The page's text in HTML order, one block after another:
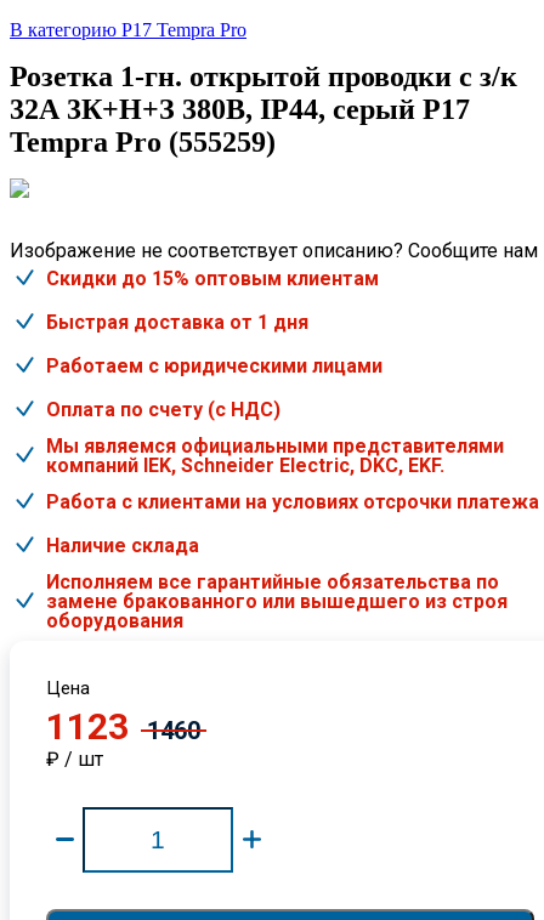
В категорию P17 Tempra Pro
Розетка 1-гн. открытой проводки с з/к
32А 3К+H+З 380В, IP44, серый P17
Tempra Pro (555259)
Изображение не соответствует описанию? Сообщите нам
Скидки до 15% оптовым клиентам
Быстрая доставка от 1 дня
Работаем с юридическими лицами
Оплата по счету (с НДС)
Мы являемся официальными представителями
компаний IEK, Schneider Electric, DKC, EKF.
Работа с клиентами на условиях отсрочки платежа
Наличие склада
Исполняем все гарантийные обязательства по
замене бракованного или вышедшего из строя
оборудования
Цена
1123 1460
₽ / шт